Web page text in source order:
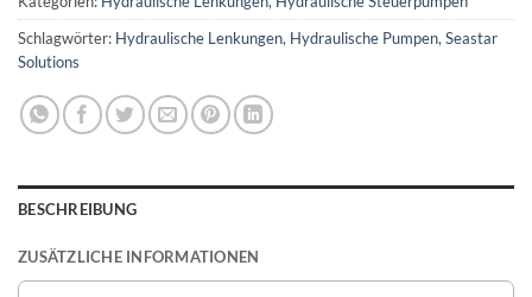
Schlagwörter: Hydraulische Lenkungen, Hydraulische Pumpen, Seastar
Solutions
BESCHREIBUNG
ZUSÄTZLICHE INFORMATIONEN